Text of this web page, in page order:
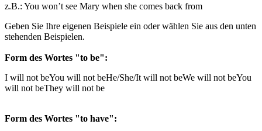
z.B.: You won’t see Mary when she comes back from
Geben Sie Ihre eigenen Beispiele ein oder wählen Sie aus den unten
stehenden Beispielen.
Form des Wortes "to be":
I will not beYou will not beHe/She/It will not beWe will not beYou
will not beThey will not be
Form des Wortes "to have":